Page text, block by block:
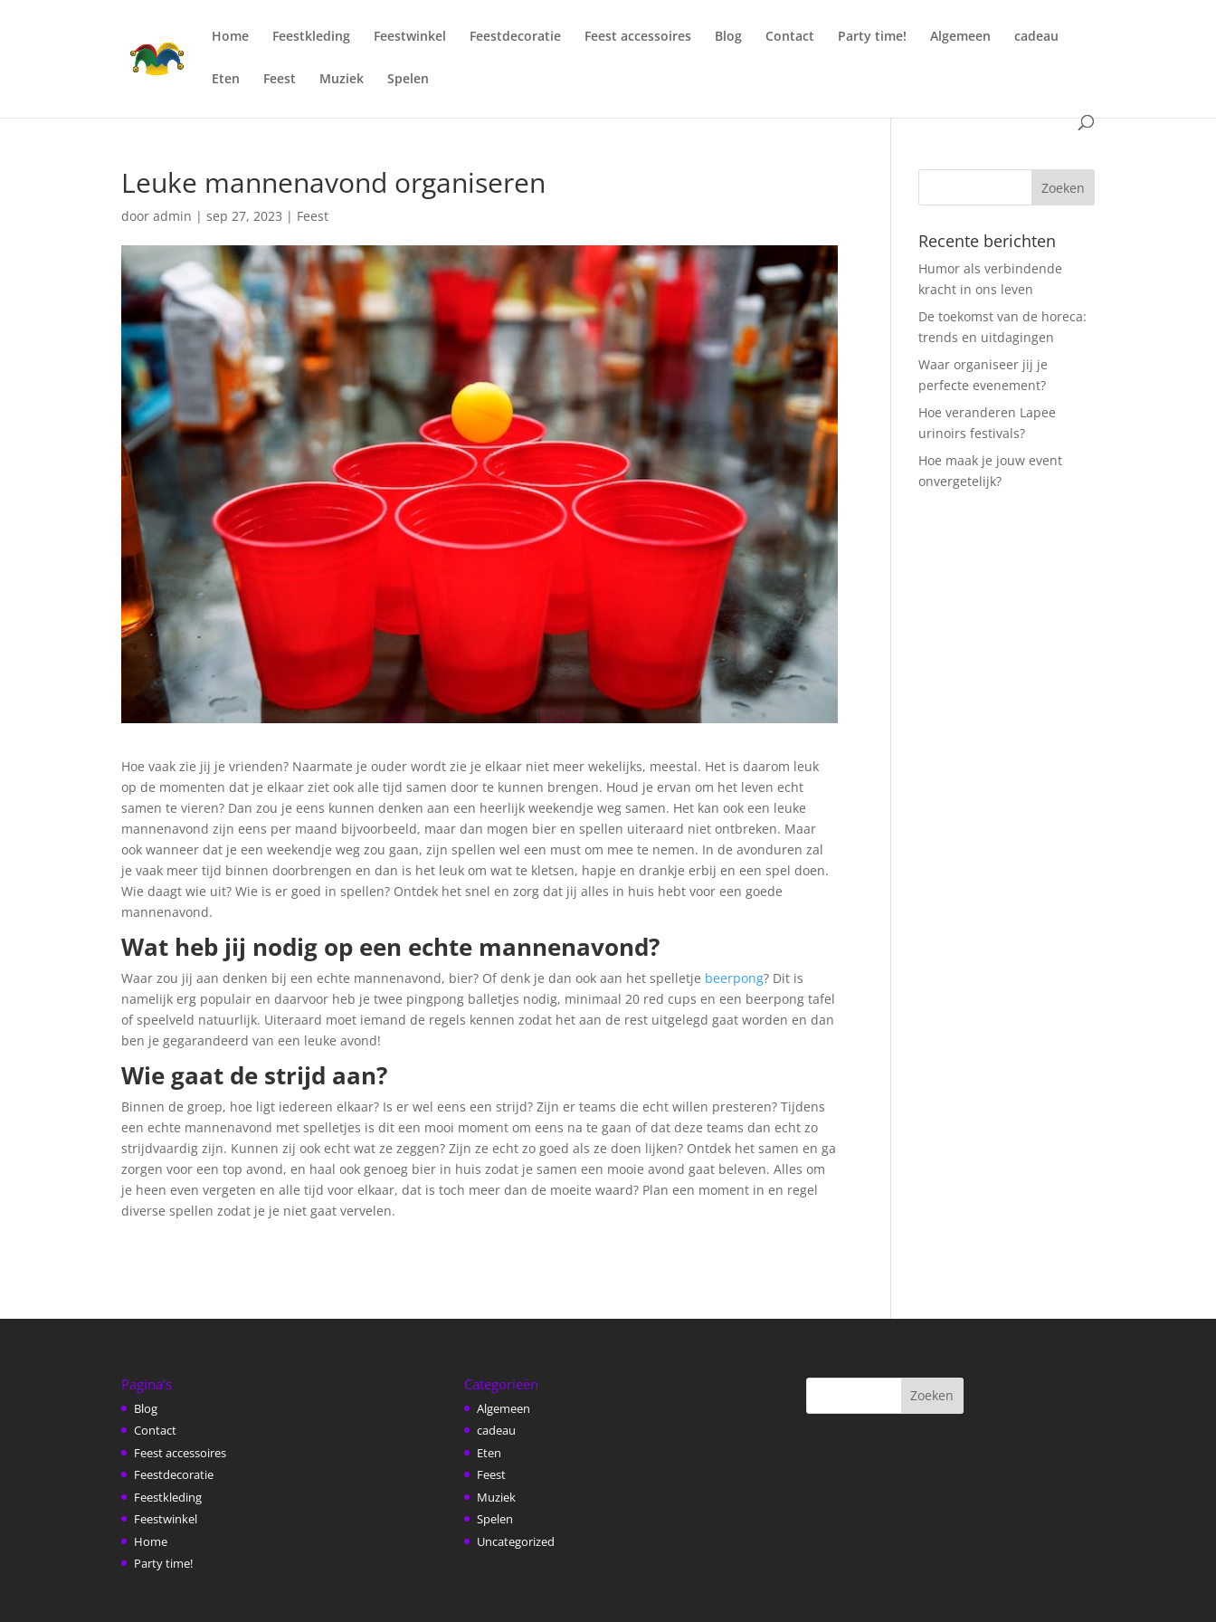
Home Feestkleding Feestwinkel Feestdecoratie Feest accessoires Blog Contact Party time! Algemeen cadeau
Eten Feest Muziek Spelen
Leuke mannenavond organiseren
dooradmin |sep 27, 2023 | Feest
Hoe vaak zie jij je vrienden? Naarmate je ouder wordt zie je elkaar niet meer wekelijks, meestal. Het is daarom leuk
op de momenten dat je elkaar ziet ook alle tijd samen door te kunnen brengen. Houd je ervan om het leven echt
samen te vieren? Dan zou je eens kunnen denken aan een heerlijk weekendje weg samen. Het kan ook een leuke
mannenavond zijn eens per maand bijvoorbeeld, maar dan mogen bier en spellen uiteraard niet ontbreken. Maar
ook wanneer dat je een weekendje weg zou gaan, zijn spellen wel een must om mee te nemen. In de avonduren zal
je vaak meer tijd binnen doorbrengen en dan is het leuk om wat te kletsen, hapje en drankje erbij en een spel doen.
Wie daagt wie uit? Wie is er goed in spellen? Ontdek het snel en zorg dat jij alles in huis hebt voor een goede
mannenavond.
Wat heb jij nodig op een echte mannenavond?
Waar zou jij aan denken bij een echte mannenavond, bier? Of denk je dan ook aan het spelletje beerpong? Dit is
namelijk erg populair en daarvoor heb je twee pingpong balletjes nodig, minimaal 20 red cups en een beerpong tafel
of speelveld natuurlijk. Uiteraard moet iemand de regels kennen zodat het aan de rest uitgelegd gaat worden en dan
ben je gegarandeerd van een leuke avond!
Wie gaat de strijd aan?
Binnen de groep, hoe ligt iedereen elkaar? Is er wel eens een strijd? Zijn er teams die echt willen presteren? Tijdens
een echte mannenavond met spelletjes is dit een mooi moment om eens na te gaan of dat deze teams dan echt zo
strijdvaardig zijn. Kunnen zij ook echt wat ze zeggen? Zijn ze echt zo goed als ze doen lijken? Ontdek het samen en ga
zorgen voor een top avond, en haal ook genoeg bier in huis zodat je samen een mooie avond gaat beleven. Alles om
je heen even vergeten en alle tijd voor elkaar, dat is toch meer dan de moeite waard? Plan een moment in en regel
diverse spellen zodat je je niet gaat vervelen.
Recente berichten
Humor als verbindende
kracht in ons leven
De toekomst van de horeca:
trends en uitdagingen
Waar organiseer jij je
perfecte evenement?
Hoe veranderen Lapee
urinoirs festivals?
Hoe maak je jouw event
onvergetelijk?
Pagina’s
Blog
Contact
Feest accessoires
Feestdecoratie
Feestkleding
Feestwinkel
Home
Party time!
Categorieën
Algemeen
cadeau
Eten
Feest
Muziek
Spelen
Uncategorized